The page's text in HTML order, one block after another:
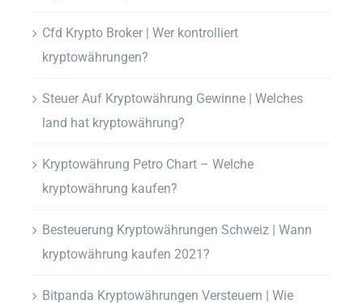
Cfd Krypto Broker | Wer kontrolliert
kryptowährungen?
Steuer Auf Kryptowährung Gewinne | Welches
land hat kryptowährung?
Kryptowährung Petro Chart – Welche
kryptowährung kaufen?
Besteuerung Kryptowährungen Schweiz | Wann
kryptowährung kaufen 2021?
Bitpanda Kryptowährungen Versteuern | Wie